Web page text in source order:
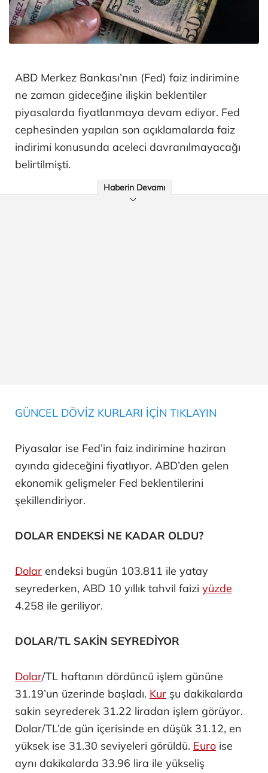
ABD Merkez Bankası’nın (Fed) faiz indirimine
ne zaman gideceğine ilişkin beklentiler
piyasalarda fiyatlanmaya devam ediyor. Fed
cephesinden yapılan son açıklamalarda faiz
indirimi konusunda aceleci davranılmayacağı
belirtilmişti.
Haberin Devamı
GÜNCEL DÖVİZ KURLARI İÇİN TIKLAYIN
Piyasalar ise Fed’in faiz indirimine haziran
ayında gideceğini fiyatlıyor. ABD’den gelen
ekonomik gelişmeler Fed beklentilerini
şekillendiriyor.
DOLAR ENDEKSİ NE KADAR OLDU?
Dolar endeksi bugün 103.811 ile yatay
seyrederken, ABD 10 yıllık tahvil faizi yüzde
4.258 ile geriliyor.
DOLAR/TL SAKİN SEYREDİYOR
Dolar/TL haftanın dördüncü işlem gününe
31.19’un üzerinde başladı. Kur şu dakikalarda
sakin seyrederek 31.22 liradan işlem görüyor.
Dolar/TL’de gün içerisinde en düşük 31.12, en
yüksek ise 31.30 seviyeleri görüldü. Euro ise
aynı dakikalarda 33.96 lira ile yükseliş